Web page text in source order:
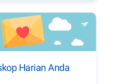
Harian Anda